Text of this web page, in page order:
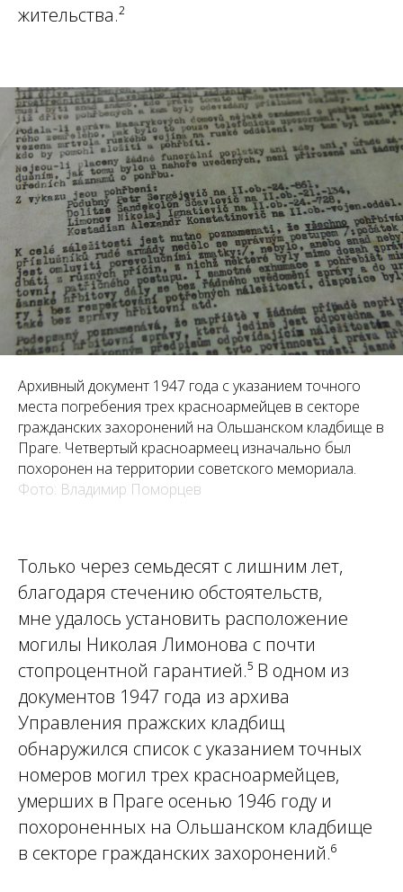
жительства.²
Архивный документ 1947 года с указанием точного
места погребения трех красноармейцев в секторе
гражданских захоронений на Ольшанском кладбище в
Праге. Четвертый красноармеец изначально был
похоронен на территории советского мемориала.
Фото: Владимир Поморцев
Только через семьдесят с лишним лет,
благодаря стечению обстоятельств,
мне удалось установить расположение
могилы Николая Лимонова с почти
стопроцентной гарантией.⁵ В одном из
документов 1947 года из архива
Управления пражских кладбищ
обнаружился список с указанием точных
номеров могил трех красноармейцев,
умерших в Праге осенью 1946 году и
похороненных на Ольшанском кладбище
в секторе гражданских захоронений.⁶